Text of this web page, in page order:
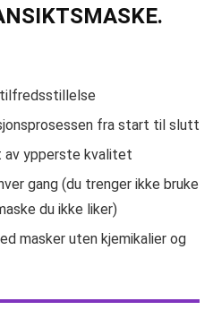
tilfredsstillelse
fra start til slutt
av ypperste kvalitet
gang (du trenger ikke bruke
du ikke liker)
masker uten kjemikalier og